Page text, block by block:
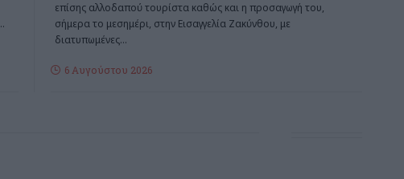
επίσης αλλοδαπού τουρίστα καθώς και η προσαγωγή του,
σήμερα το μεσημέρι, στην Εισαγγελία Ζακύνθου, με
διατυπωμένες…
6 Αυγούστου 2026